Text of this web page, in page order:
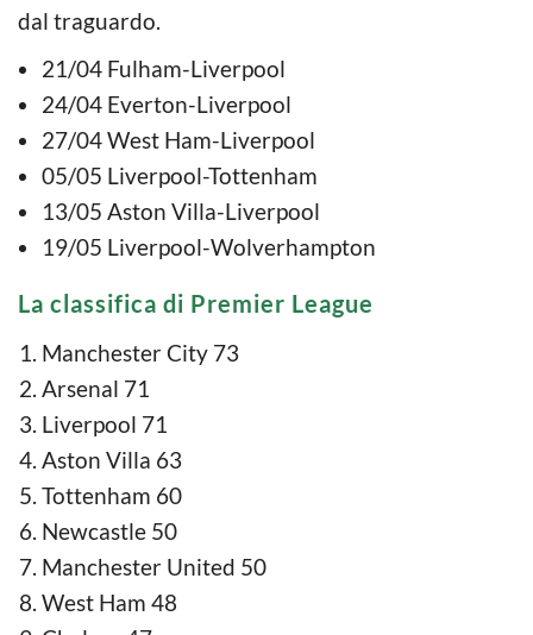
dal traguardo.
21/04 Fulham-Liverpool
24/04 Everton-Liverpool
27/04 West Ham-Liverpool
05/05 Liverpool-Tottenham
13/05 Aston Villa-Liverpool
19/05 Liverpool-Wolverhampton
La classifica di Premier League
Manchester City 73
Arsenal 71
Liverpool 71
Aston Villa 63
Tottenham 60
Newcastle 50
Manchester United 50
West Ham 48